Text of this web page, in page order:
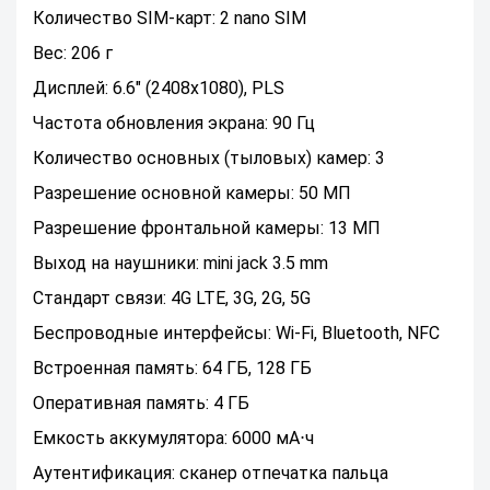
Количество SIM-карт: 2 nano SIM
Вес: 206 г
Дисплей: 6.6" (2408x1080), PLS
Частота обновления экрана: 90 Гц
Количество основных (тыловых) камер: 3
Разрешение основной камеры: 50 МП
Разрешение фронтальной камеры: 13 МП
Выход на наушники: mini jack 3.5 mm
Стандарт связи: 4G LTE, 3G, 2G, 5G
Беспроводные интерфейсы: Wi-Fi, Bluetooth, NFC
Встроенная память: 64 ГБ, 128 ГБ
Оперативная память: 4 ГБ
Емкость аккумулятора: 6000 мА⋅ч
Аутентификация: сканер отпечатка пальца